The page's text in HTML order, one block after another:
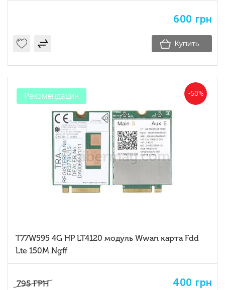
600 грн
Купить
-50%
Рекомендации
T77W595 4G HP LT4120 модуль Wwan карта Fdd
Lte 150M Ngff
795 ГРН 400 грн